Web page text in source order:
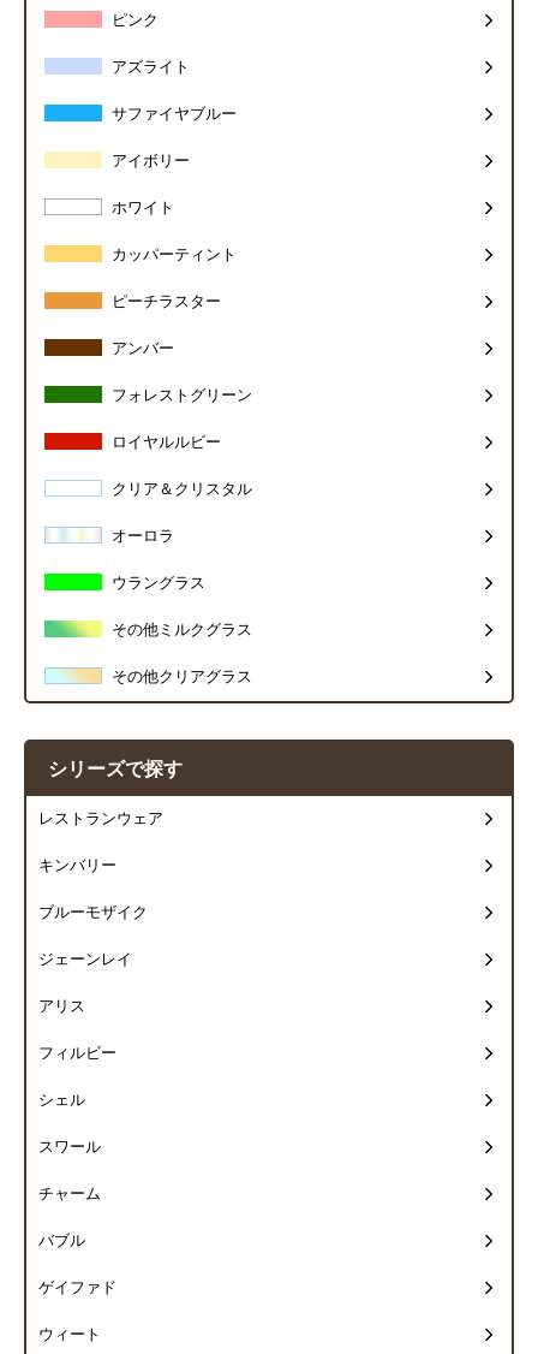
ピンク
アズライト
サファイヤブルー
アイボリー
ホワイト
カッパーティント
ピーチラスター
アンバー
フォレストグリーン
ロイヤルルビー
クリア＆クリスタル
オーロラ
ウラングラス
その他ミルクグラス
その他クリアグラス
シリーズで探す
レストランウェア
キンバリー
ブルーモザイク
ジェーンレイ
アリス
フィルビー
シェル
スワール
チャーム
バブル
ゲイファド
ウィート